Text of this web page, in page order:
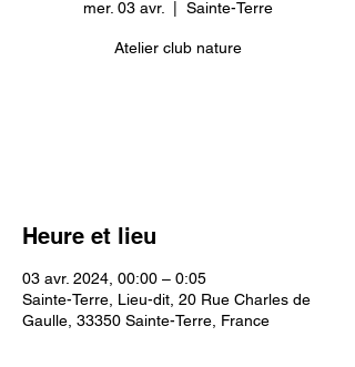
mer. 03 avr. Sainte-Terre
Atelier club nature
Heure et lieu
03 avr. 2024, 00:00 – 0:05
Sainte-Terre, Lieu-dit, 20 Rue Charles de
Gaulle, 33350 Sainte-Terre, France